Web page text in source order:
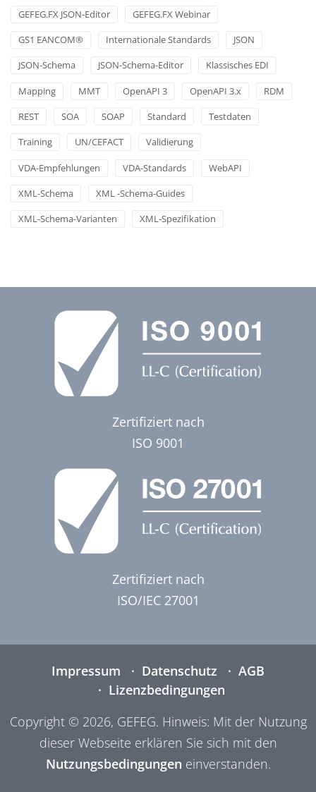
GEFEG.FX JSON-Editor GEFEG.FX Webinar
GS1 EANCOM® Internationale Standards JSON
JSON-Schema JSON-Schema-Editor Klassisches EDI
Mapping MMT OpenAPI 3 OpenAPI 3.x RDM
REST SOA SOAP Standard Testdaten
Training UN/CEFACT Validierung
VDA-Empfehlungen VDA-Standards WebAPI
XML-Schema XML -Schema-Guides
XML-Schema-Varianten XML-Spezifikation
Zertifiziert nach
ISO 9001
Zertifiziert nach
ISO/IEC 27001
Impressum Datenschutz
AGB
Lizenzbedingungen
Copyright © 2026, GEFEG. Hinweis: Mit der Nutzung
dieser Webseite erklären Sie sich mit den
Nutzungsbedingungen einverstanden.